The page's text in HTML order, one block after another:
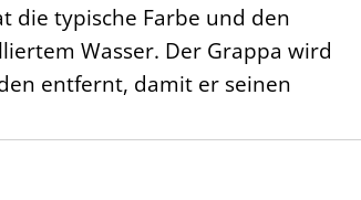
die typische Farbe und den
Wasser. Der Grappa wird
entfernt, damit er seinen